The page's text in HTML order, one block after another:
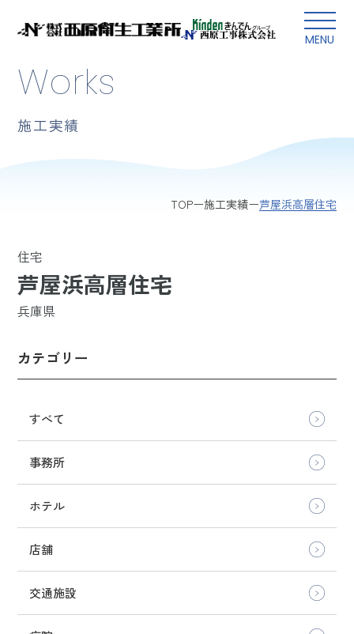
MENU
本文にスキップ
Works
施工実績
TOP 施工実績 芦屋浜高層住宅
住宅
芦屋浜高層住宅
兵庫県
カテゴリー
すべて
事務所
ホテル
店舗
交通施設